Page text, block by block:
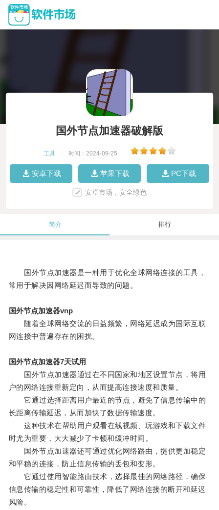
国外节点加速器破解版
工具 时间：2024-09-25
安卓下载 苹果下载 PC下载
安卓市场，安全绿色
简介 排行
国外节点加速器是一种用于优化全球网络连接的工具，
常用于解决因网络延迟而导致的问题。
国外节点加速器vnp
随着全球网络交流的日益频繁，网络延迟成为国际互联
网连接中普遍存在的困扰。
国外节点加速器7天试用
国外节点加速器通过在不同国家和地区设置节点，将用
户的网络连接重新定向，从而提高连接速度和质量。
它通过选择距离用户最近的节点，避免了信息传输中的
长距离传输延迟，从而加快了数据传输速度。
这种技术在帮助用户观看在线视频、玩游戏和下载文件
时尤为重要，大大减少了卡顿和缓冲时间。
国外节点加速器还可通过优化网络路由，提供更加稳定
和平稳的连接，防止信息传输的丢包和变形。
它通过使用智能路由技术，选择最佳的网络路径，确保
信息传输的稳定性和可靠性，降低了网络连接的断开和延迟
风险。